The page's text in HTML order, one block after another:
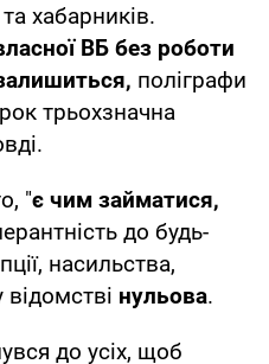
хабарників.
ВБ без роботи
поліграфи
трьохзначна
"є чим займатися,
до будь-
насильства,
відомстві нульова.
до усіх, щоб